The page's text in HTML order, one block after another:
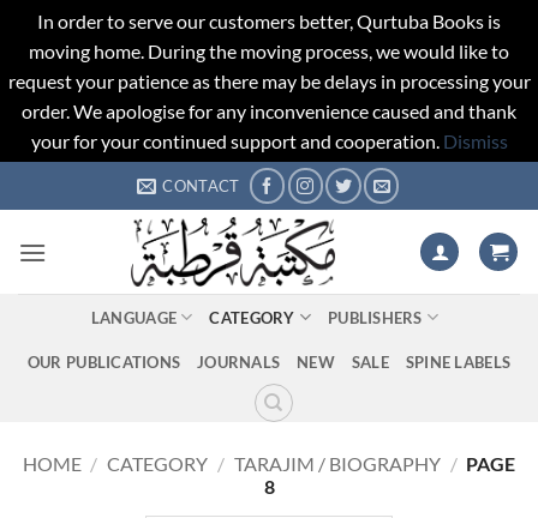
In order to serve our customers better, Qurtuba Books is
moving home. During the moving process, we would like to
request your patience as there may be delays in processing your
order. We apologise for any inconvenience caused and thank
your for your continued support and cooperation. Dismiss
to
CONTACT
LANGUAGE CATEGORY PUBLISHERS
OUR PUBLICATIONS JOURNALS NEW SALE SPINE LABELS
HOME / CATEGORY / TARAJIM / BIOGRAPHY / PAGE
8